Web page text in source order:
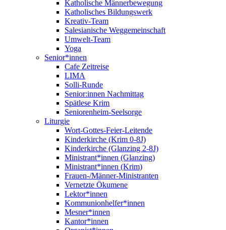
Katholische Männerbewegung
Katholisches Bildungswerk
Kreativ-Team
Salesianische Weggemeinschaft
Umwelt-Team
Yoga
Senior*innen
Cafe Zeitreise
LIMA
Solli-Runde
Senior:innen Nachmittag
Spätlese Krim
Seniorenheim-Seelsorge
Liturgie
Wort-Gottes-Feier-Leitende
Kinderkirche (Krim 0-8J)
Kinderkirche (Glanzing 2-8J)
Ministrant*innen (Glanzing)
Ministrant*innen (Krim)
Frauen-/Männer-Ministranten
Vernetzte Ökumene
Lektor*innen
Kommunionhelfer*innen
Mesner*innen
Kantor*innen